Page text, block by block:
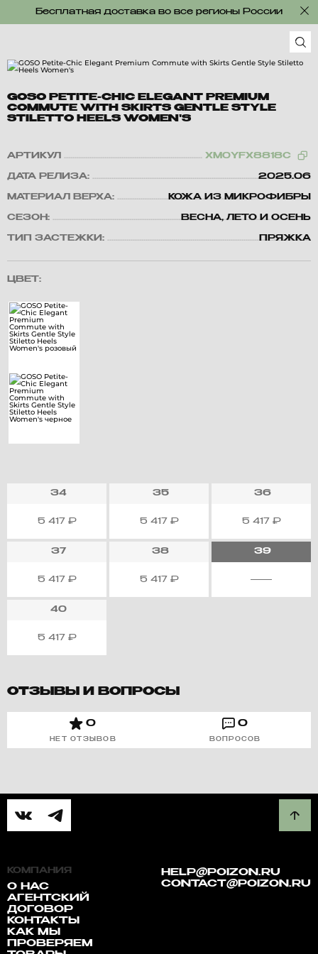
Бесплатная доставка во все регионы России
GOSO PETITE-CHIC ELEGANT PREMIUM
COMMUTE WITH SKIRTS GENTLE STYLE
STILETTO HEELS WOMEN'S
АРТИКУЛ XM0YFX8818C
ДАТА РЕЛИЗА: 2025.06
МАТЕРИАЛ ВЕРХА: КОЖА ИЗ МИКРОФИБРЫ
СЕЗОН: ВЕСНА, ЛЕТО И ОСЕНЬ
ТИП ЗАСТЕЖКИ: ПРЯЖКА
ЦВЕТ:
34
5 417 ₽
35
5 417 ₽
36
5 417 ₽
37
5 417 ₽
38
5 417 ₽
39
40
5 417 ₽
ОТЗЫВЫ И ВОПРОСЫ
0
НЕТ ОТЗЫВОВ
0
ВОПРОСОВ
КОМПАНИЯ
О НАС
АГЕНТСКИЙ
ДОГОВОР
КОНТАКТЫ
КАК МЫ
ПРОВЕРЯЕМ
HELP@POIZON.RU
CONTACT@POIZON.RU